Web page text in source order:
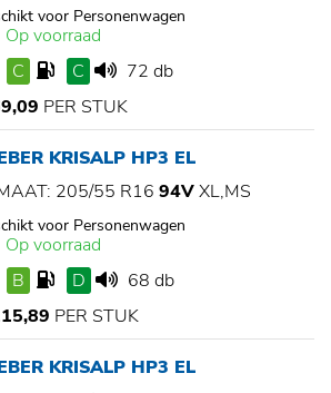
voor Personenwagen
Op voorraad
C
C
72 db
PER STUK
KRISALP HP3 EL
205/55 R16 94VXL,MS
voor Personenwagen
Op voorraad
B
D
68 db
PER STUK
KRISALP HP3 EL